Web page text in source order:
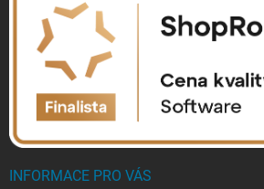
INFORMACE PRO VÁS